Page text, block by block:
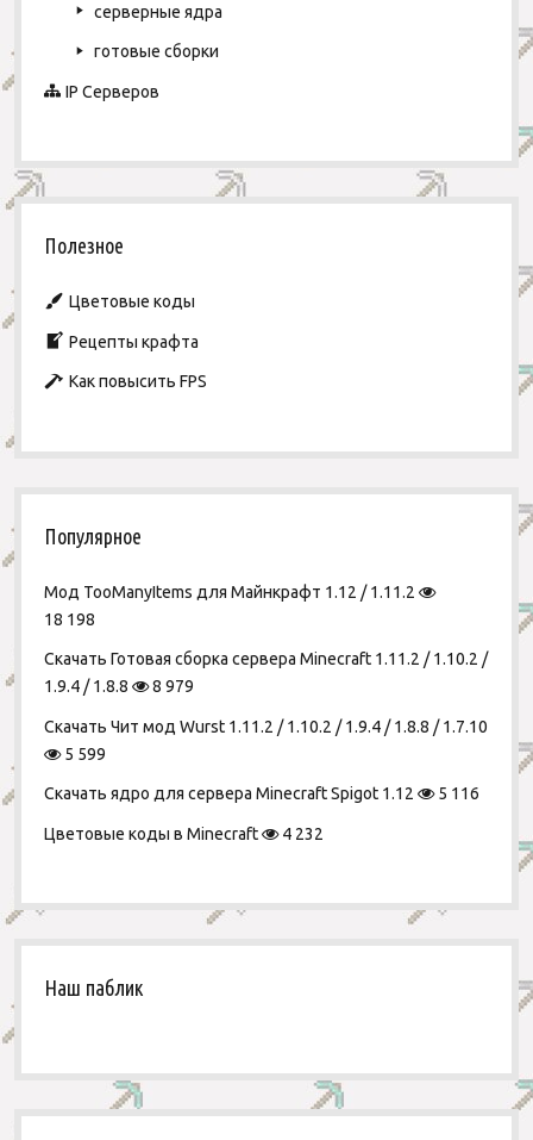
серверные ядра
готовые сборки
IP Серверов
Полезное
Цветовые коды
Рецепты крафта
Как повысить FPS
Популярное
Мод TooManyItems для Майнкрафт 1.12 / 1.11.2
18 198
Скачать Готовая сборка сервера Minecraft 1.11.2 / 1.10.2 /
1.9.4 / 1.8.8
8 979
Скачать Чит мод Wurst 1.11.2 / 1.10.2 / 1.9.4 / 1.8.8 / 1.7.10
5 599
Скачать ядро для сервера Minecraft Spigot 1.12 5 116
Цветовые коды в Minecraft 4 232
Наш паблик